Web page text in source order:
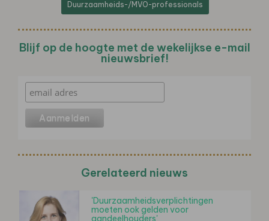
Duurzaamheids-/MVO-professionals
Blijf op de hoogte met de wekelijkse e-mail
nieuwsbrief!
Gerelateerd nieuws
'Duurzaamheidsverplichtingen
moeten ook gelden voor
aandeelhouders'